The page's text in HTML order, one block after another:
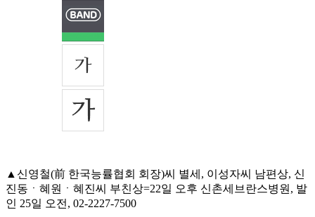
▲신영철(前 한국능률협회 회장)씨 별세, 이성자씨 남편상, 신
진동ㆍ혜원ㆍ혜진씨 부친상=22일 오후 신촌세브란스병원, 발
인 25일 오전, 02-2227-7500